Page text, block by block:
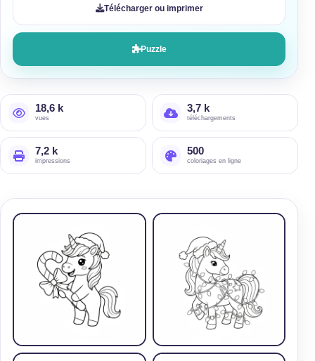
Télécharger ou imprimer
Puzzle
18,6 k
vues
3,7 k
téléchargements
7,2 k
impressions
500
coloriages en ligne